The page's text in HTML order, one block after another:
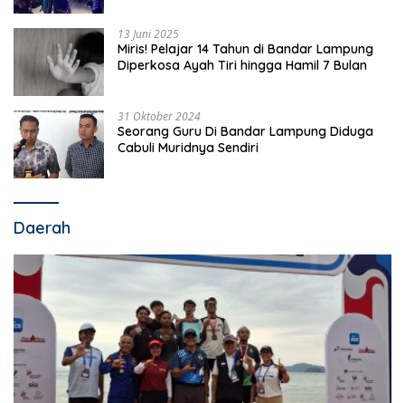
13 Juni 2025
Miris! Pelajar 14 Tahun di Bandar Lampung
Diperkosa Ayah Tiri hingga Hamil 7 Bulan
31 Oktober 2024
Seorang Guru Di Bandar Lampung Diduga
Cabuli Muridnya Sendiri
Daerah